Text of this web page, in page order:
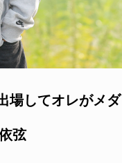
場してオレがメダ
弦